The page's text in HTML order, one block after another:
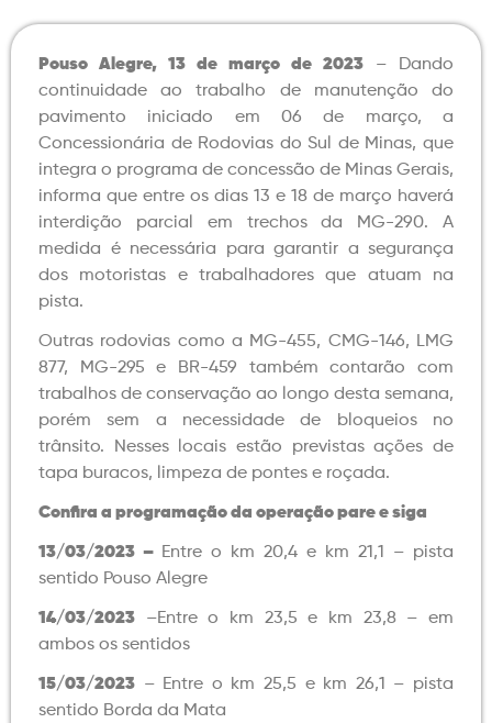
Pouso Alegre, 13 de março de 2023 – Dando
continuidade ao trabalho de manutenção do
pavimento iniciado em 06 de março, a
Concessionária de Rodovias do Sul de Minas, que
integra o programa de concessão de Minas Gerais,
informa que entre os dias 13 e 18 de março haverá
interdição parcial em trechos da MG-290. A
medida é necessária para garantir a segurança
dos motoristas e trabalhadores que atuam na
pista.
Outras rodovias como a MG-455, CMG-146, LMG
877, MG-295 e BR-459 também contarão com
trabalhos de conservação ao longo desta semana,
porém sem a necessidade de bloqueios no
trânsito. Nesses locais estão previstas ações de
tapa buracos, limpeza de pontes e roçada.
Confira a programação da operação pare e siga
13/03/2023 – Entre o km 20,4 e km 21,1 – pista
sentido Pouso Alegre
14/03/2023 –Entre o km 23,5 e km 23,8 – em
ambos os sentidos
15/03/2023 – Entre o km 25,5 e km 26,1 – pista
sentido Borda da Mata